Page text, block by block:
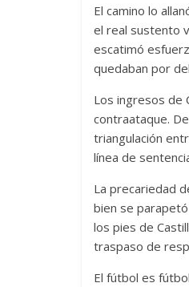
El camino lo
el real sustento
escatimó
quedaban por
Los ingresos de
contraataque.
triangulación
línea de
La precariedad
bien se
los pies de
traspaso de
El fútbol es